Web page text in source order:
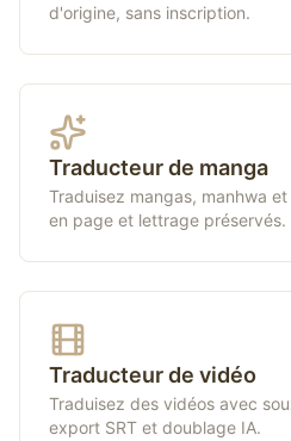
d'origine, sans inscription.
Traducteur de manga
Traduisez mangas, manhwa
en page et lettrage préservés.
Traducteur de vidéo
Traduisez des vidéos avec
export SRT et doublage IA.